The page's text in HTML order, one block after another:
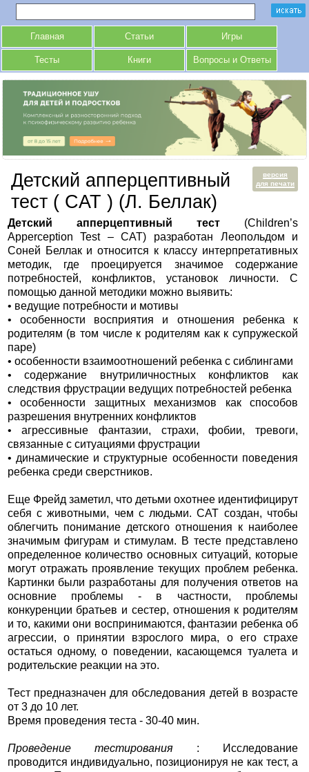
Главная Статьи Игры
Тесты Книги Вопросы и Ответы
версия
для печати
Детский апперцептивный
тест ( CAT ) (Л. Беллак)
Детский апперцептивный тест(Children’s
Apperception Test – САТ) разработан Леопольдом и
Соней Беллак и относится к классу интерпретативных
методик, где проецируется значимое содержание
потребностей, конфликтов, установок личности. С
помощью данной методики можно выявить:
• ведущие потребности и мотивы
• особенности восприятия и отношения ребенка к
родителям (в том числе к родителям как к супружеской
паре)
• особенности взаимоотношений ребенка с сиблингами
• содержание внутриличностных конфликтов как
следствия фрустрации ведущих потребностей ребенка
• особенности защитных механизмов как способов
разрешения внутренних конфликтов
• агрессивные фантазии, страхи, фобии, тревоги,
связанные с ситуациями фрустрации
• динамические и структурные особенности поведения
ребенка среди сверстников.
Еще Фрейд заметил, что детьми охотнее идентифицирут
себя с животными, чем с людьми. САТ создан, чтобы
облегчить понимание детского отношения к наиболее
значимым фигурам и стимулам. В тесте представлено
определенное количество основных ситуаций, которые
могут отражать проявление текущих проблем ребенка.
Картинки были разработаны для получения ответов на
основние проблемы - в частности, проблемы
конкуренции братьев и сестер, отношения к родителям
и то, какими они воспринимаются, фантазии ребенка об
агрессии, о принятии взрослого мира, о его страхе
остаться одному, о поведении, касающемся туалета и
родительские реакции на это.
Тест предназначен для обследования детей в возрасте
от 3 до 10 лет.
Время проведения теста - 30-40 мин.
Проведение тестирования: Исследование
проводится индивидуально, позиционируя не как тест, а